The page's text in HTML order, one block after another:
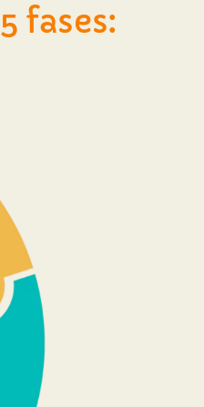
fases: